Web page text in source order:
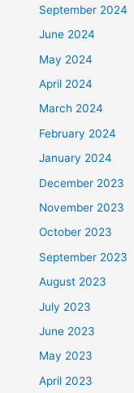
September 2024
June 2024
May 2024
April 2024
March 2024
February 2024
January 2024
December 2023
November 2023
October 2023
September 2023
August 2023
July 2023
June 2023
May 2023
April 2023